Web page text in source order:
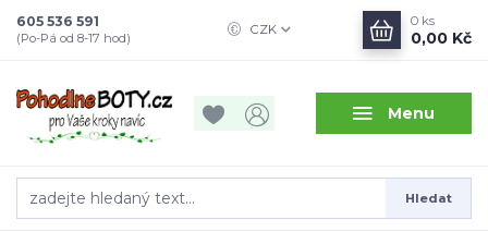
Menu
CZK
Hledat
605 536 591
(Po-Pá od 8-17 hod)
0 ks
0,00 Kč